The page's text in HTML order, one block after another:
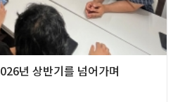
년 상반기를 넘어가며